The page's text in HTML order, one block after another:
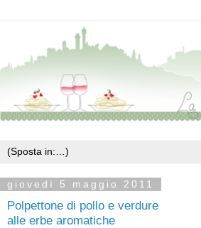
giovedì 5 maggio 2011
Polpettone di pollo e verdure
alle erbe aromatiche